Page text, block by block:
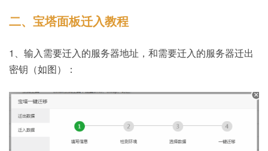
二、宝塔面板迁入教程
1、输入需要迁入的服务器地址，和需要迁入的服务器迁出
密钥（如图）：